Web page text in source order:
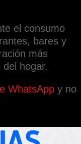
el consumo
bares y
más
hogar.
WhatsApp y no